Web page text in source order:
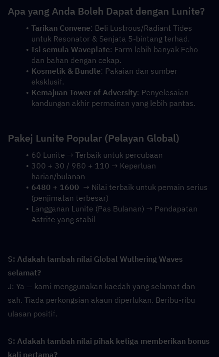
Apa yang Anda Boleh Dapat dengan Lunite?
Tarikan Convene: Beli Lustrous/Radiant Tides
untuk Resonator & Senjata 5-bintang terhad.
Isi semula Waveplate: Farm lebih banyak Echo
dan bahan dengan cekap.
Kosmetik & Bundle: Pakaian dan sumber
eksklusif.
Kemajuan Tower of Adversity: Penyelesaian
kandungan akhir permainan yang lebih pantas.
Pakej Lunite Popular (Pelayan Global)
60 Lunite → Terbaik untuk percubaan
300 + 30 / 980 + 110 → Keperluan
harian/bulanan
6480 + 1600
  → Nilai terbaik untuk pemain serius
(penjimatan terbesar)
Langganan Lunite (Pas Bulanan) → Pendapatan
Astrite yang stabil
S: Adakah tambah nilai Global Wuthering Waves
selamat?
J: Ya — kami menggunakan kaedah yang selamat dan
sah. Tiada perkongsian akaun diperlukan. Beribu-ribu
ulasan positif.
S: Adakah tambah nilai pihak ketiga memberikan bonus
kali pertama?